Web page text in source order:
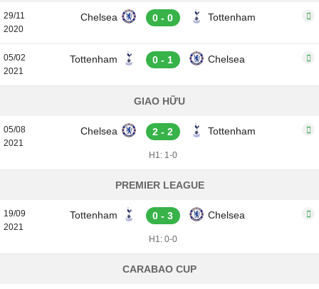
29/11
2020
Chelsea 0 - 0 Tottenham
05/02
2021
Tottenham 0 - 1 Chelsea
GIAO HỮU
05/08
2021
Chelsea 2 - 2 Tottenham
H1: 1-0
PREMIER LEAGUE
19/09
2021
Tottenham 0 - 3 Chelsea
H1: 0-0
CARABAO CUP